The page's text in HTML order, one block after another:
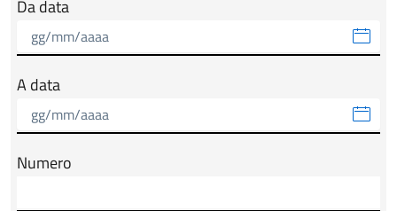
Da data
A data
Numero